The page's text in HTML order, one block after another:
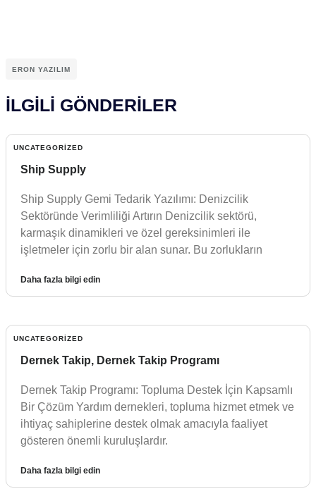
ERON YAZILIM
İLGİLİ GÖNDERİLER
UNCATEGORIZED
Ship Supply
Ship Supply Gemi Tedarik Yazılımı: Denizcilik
Sektöründe Verimliliği Artırın Denizcilik sektörü,
karmaşık dinamikleri ve özel gereksinimleri ile
işletmeler için zorlu bir alan sunar. Bu zorlukların
Daha fazla bilgi edin
UNCATEGORIZED
Dernek Takip, Dernek Takip Programı
Dernek Takip Programı: Topluma Destek İçin Kapsamlı
Bir Çözüm Yardım dernekleri, topluma hizmet etmek ve
ihtiyaç sahiplerine destek olmak amacıyla faaliyet
gösteren önemli kuruluşlardır.
Daha fazla bilgi edin